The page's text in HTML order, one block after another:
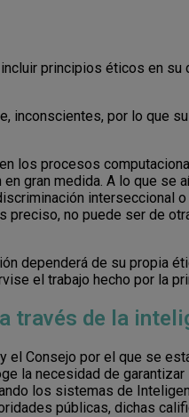
principios éticos en
inconscientes, por lo que
los procesos
gran medida. A lo que se
interseccional
no puede ser de
dependerá de su propia
el trabajo hecho por la
través de la
el Consejo por el que se
la necesidad de
los sistemas de
públicas, dichas